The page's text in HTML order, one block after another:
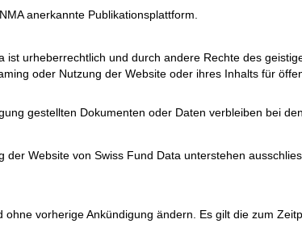
anerkannte Publikationsplattform.
urheberrechtlich und durch andere Rechte des
oder Nutzung der Website oder ihres Inhalts für
gestellten Dokumenten oder Daten verbleiben bei
Website von Swiss Fund Data unterstehen
vorherige Ankündigung ändern. Es gilt die zum